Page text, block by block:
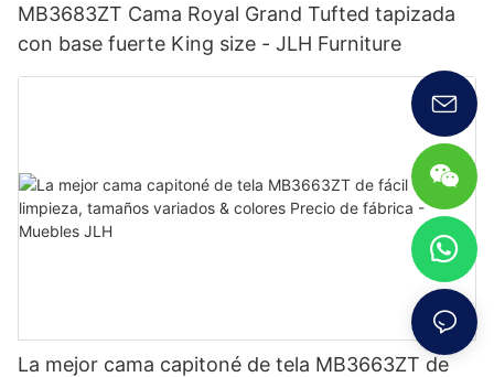
MB3683ZT Cama Royal Grand Tufted tapizada
con base fuerte King size - JLH Furniture
La mejor cama capitoné de tela MB3663ZT de